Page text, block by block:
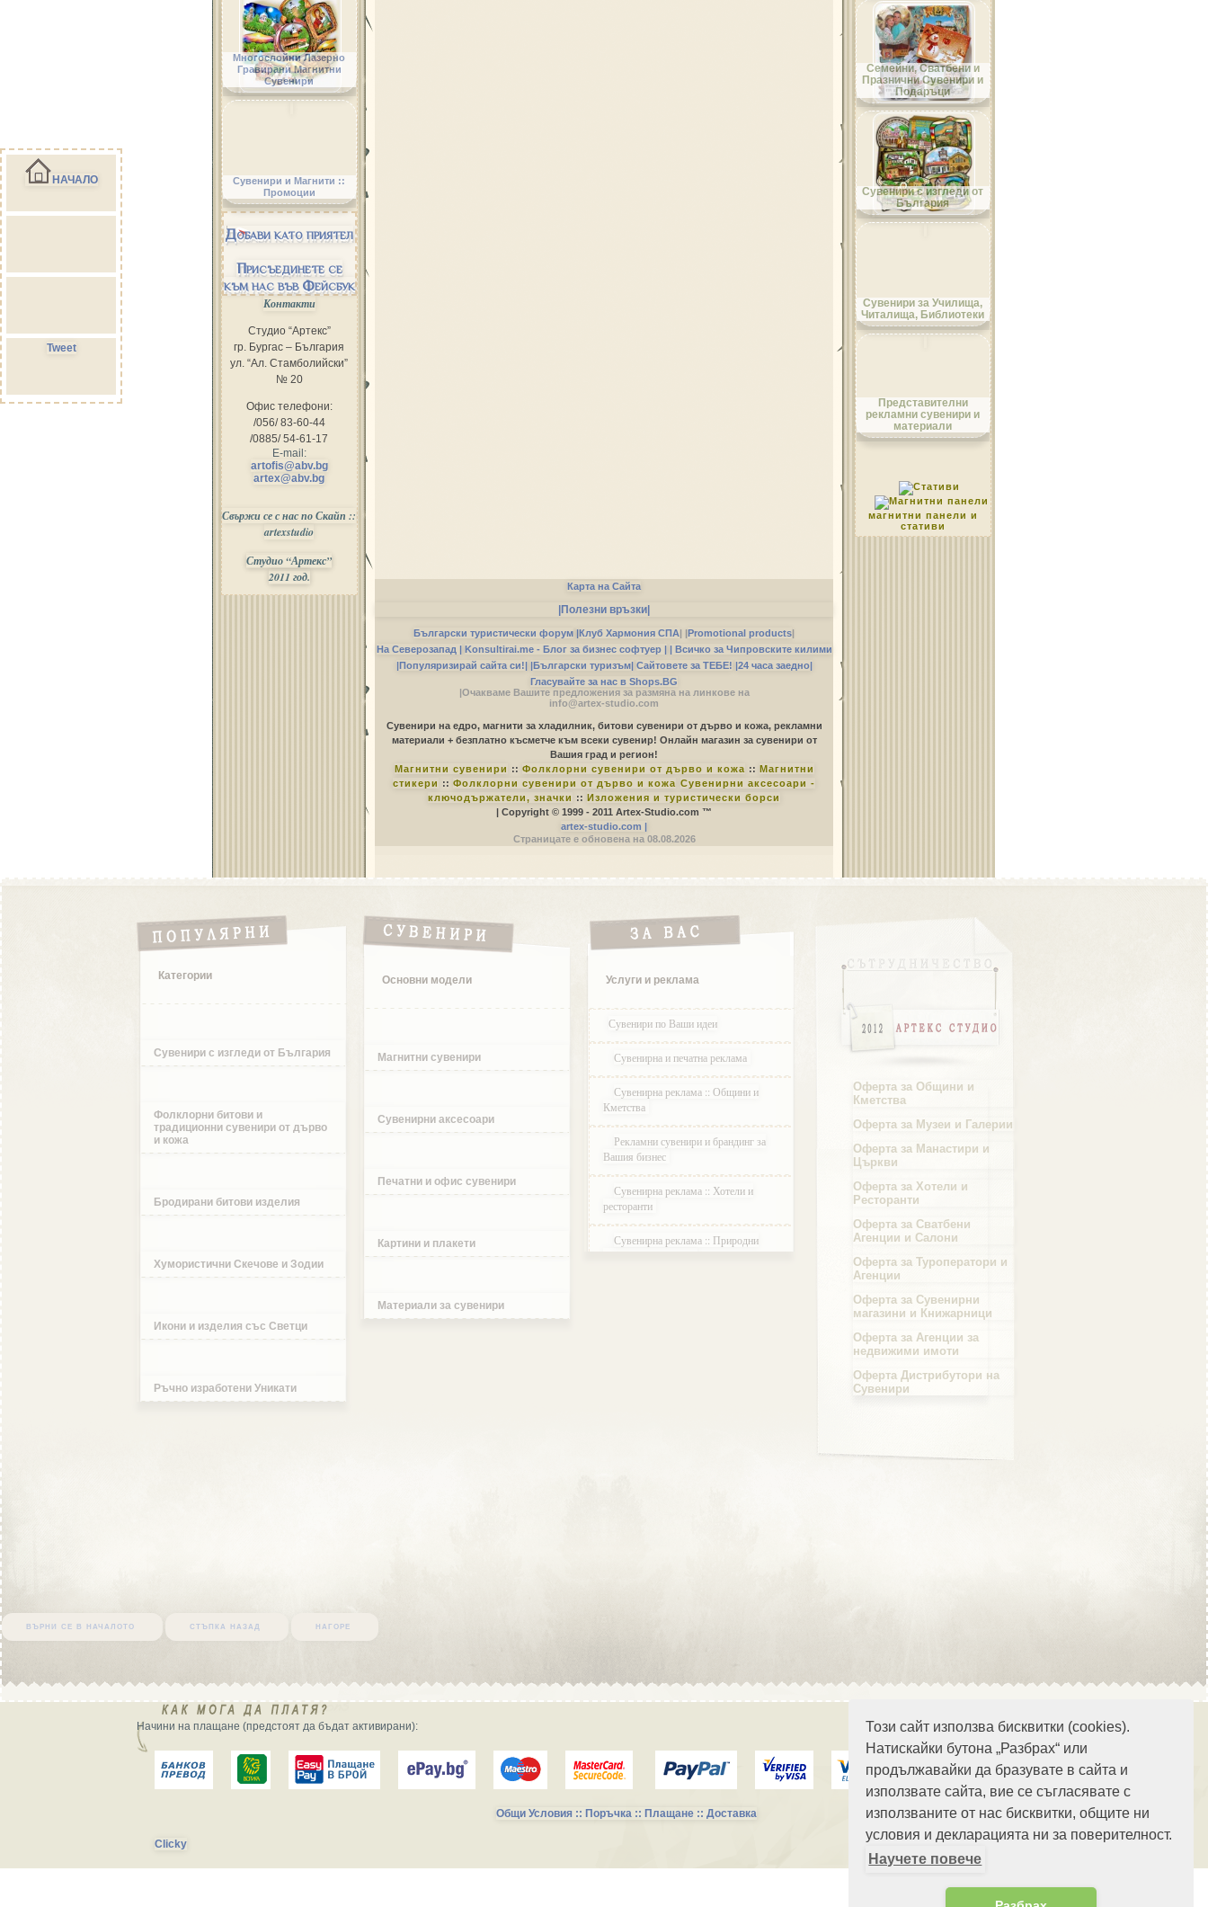
Този сайт използва бисквитки (cookies).
Натискайки бутона „Разбрах“ или
продължавайки да бразувате в сайта и
използвате сайта, вие се съгласявате с
използваните от нас бисквитки, общите ни
условия и декларацията ни за поверителност.
Научете повече
Многослойни Лазерно
Гравирани Магнитни
Сувенири
Сувенири и Магнити ::
Промоции
Добави като приятел
Присъединете се
към нас във Фейсбук
Контакти
Студио “Артекс”
гр. Бургас – България
ул. “Ал. Стамболийски”
№ 20
Офис телефони:
/056/ 83-60-44
/0885/ 54-61-17
E-mail:
artofis@abv.bg
artex@abv.bg
Свържи се с нас по Скайп ::
artexstudio
Студио “Артекс”
2011 год.
Област Кърджали
Област Кюстендил
Област Пазарджик
Област Русе
Област Силистра
Област Сливен
Област Смолян
Област София
Област Хасково
Област Шумен
Семейни, Сватбени и
Празнични Сувенири и
Подаръци
Сувенири с изгледи от
България
Сувенири за Училища,
Читалища, Библиотеки
Представителни
рекламни сувенири и
материали
магнитни панели и
стативи
Карта на Сайта
|Полезни връзки|
Български туристически форум |Клуб Хармония СПА| |Promotional products|
На Северозапад | Konsultirai.me - Блог за бизнес софтуер | | Всичко за Чипровските килими
|Популяризирай сайта си!| |Български туризъм| Сайтовете за ТЕБЕ! |24 часа заедно|
Гласувайте за нас в Shops.BG
|Очакваме Вашите предложения за размяна на линкове на
info@artex-studio.com
Сувенири на едро, магнити за хладилник, битови сувенири от дърво и кожа, рекламни
материали + безплатно късметче към всеки сувенир! Онлайн магазин за сувенири от
Вашия град и регион!
Магнитни сувенири :: Фолклорни сувенири от дърво и кожа :: Магнитни
стикери :: Фолклорни сувенири от дърво и кожа Сувенирни аксесоари -
ключодържатели, значки :: Изложения и туристически борси
| Copyright © 1999 - 2011 Artex-Studio.com ™
artex-studio.com |
Страницате е обновена на 08.08.2026
Категории
Сувенири с изгледи от България
Фолклорни битови и
традиционни сувенири от дърво
и кожа
Бродирани битови изделия
Хумористични Скечове и Зодии
Икони и изделия със Светци
Ръчно изработени Уникати
Основни модели
Магнитни сувенири
Сувенирни аксесоари
Печатни и офис сувенири
Картини и плакети
Материали за сувенири
Услуги и реклама
Сувенири по Ваши идеи
Сувенирна и печатна реклама
Сувенирна реклама :: Общини и
Кметства
Рекламни сувенири и брандинг за
Вашия бизнес
Сувенирна реклама :: Хотели и
ресторанти
Сувенирна реклама :: Природни
паркове и Резервати
Оферта за Общини и
Кметства
Оферта за Музеи и Галерии
Оферта за Манастири и
Църкви
Оферта за Хотели и
Ресторанти
Оферта за Сватбени
Агенции и Салони
Оферта за Туроператори и
Агенции
Оферта за Сувенирни
магазини и Книжарници
Оферта за Агенции за
недвижими имоти
Оферта Дистрибутори на
Сувенири
върни се в началото стъпка назад нагоре
Начини на плащане (предстоят да бъдат активирани):
Общи Условия :: Поръчка :: Плащане :: Доставка
Clicky
НАЧАЛО
Tweet